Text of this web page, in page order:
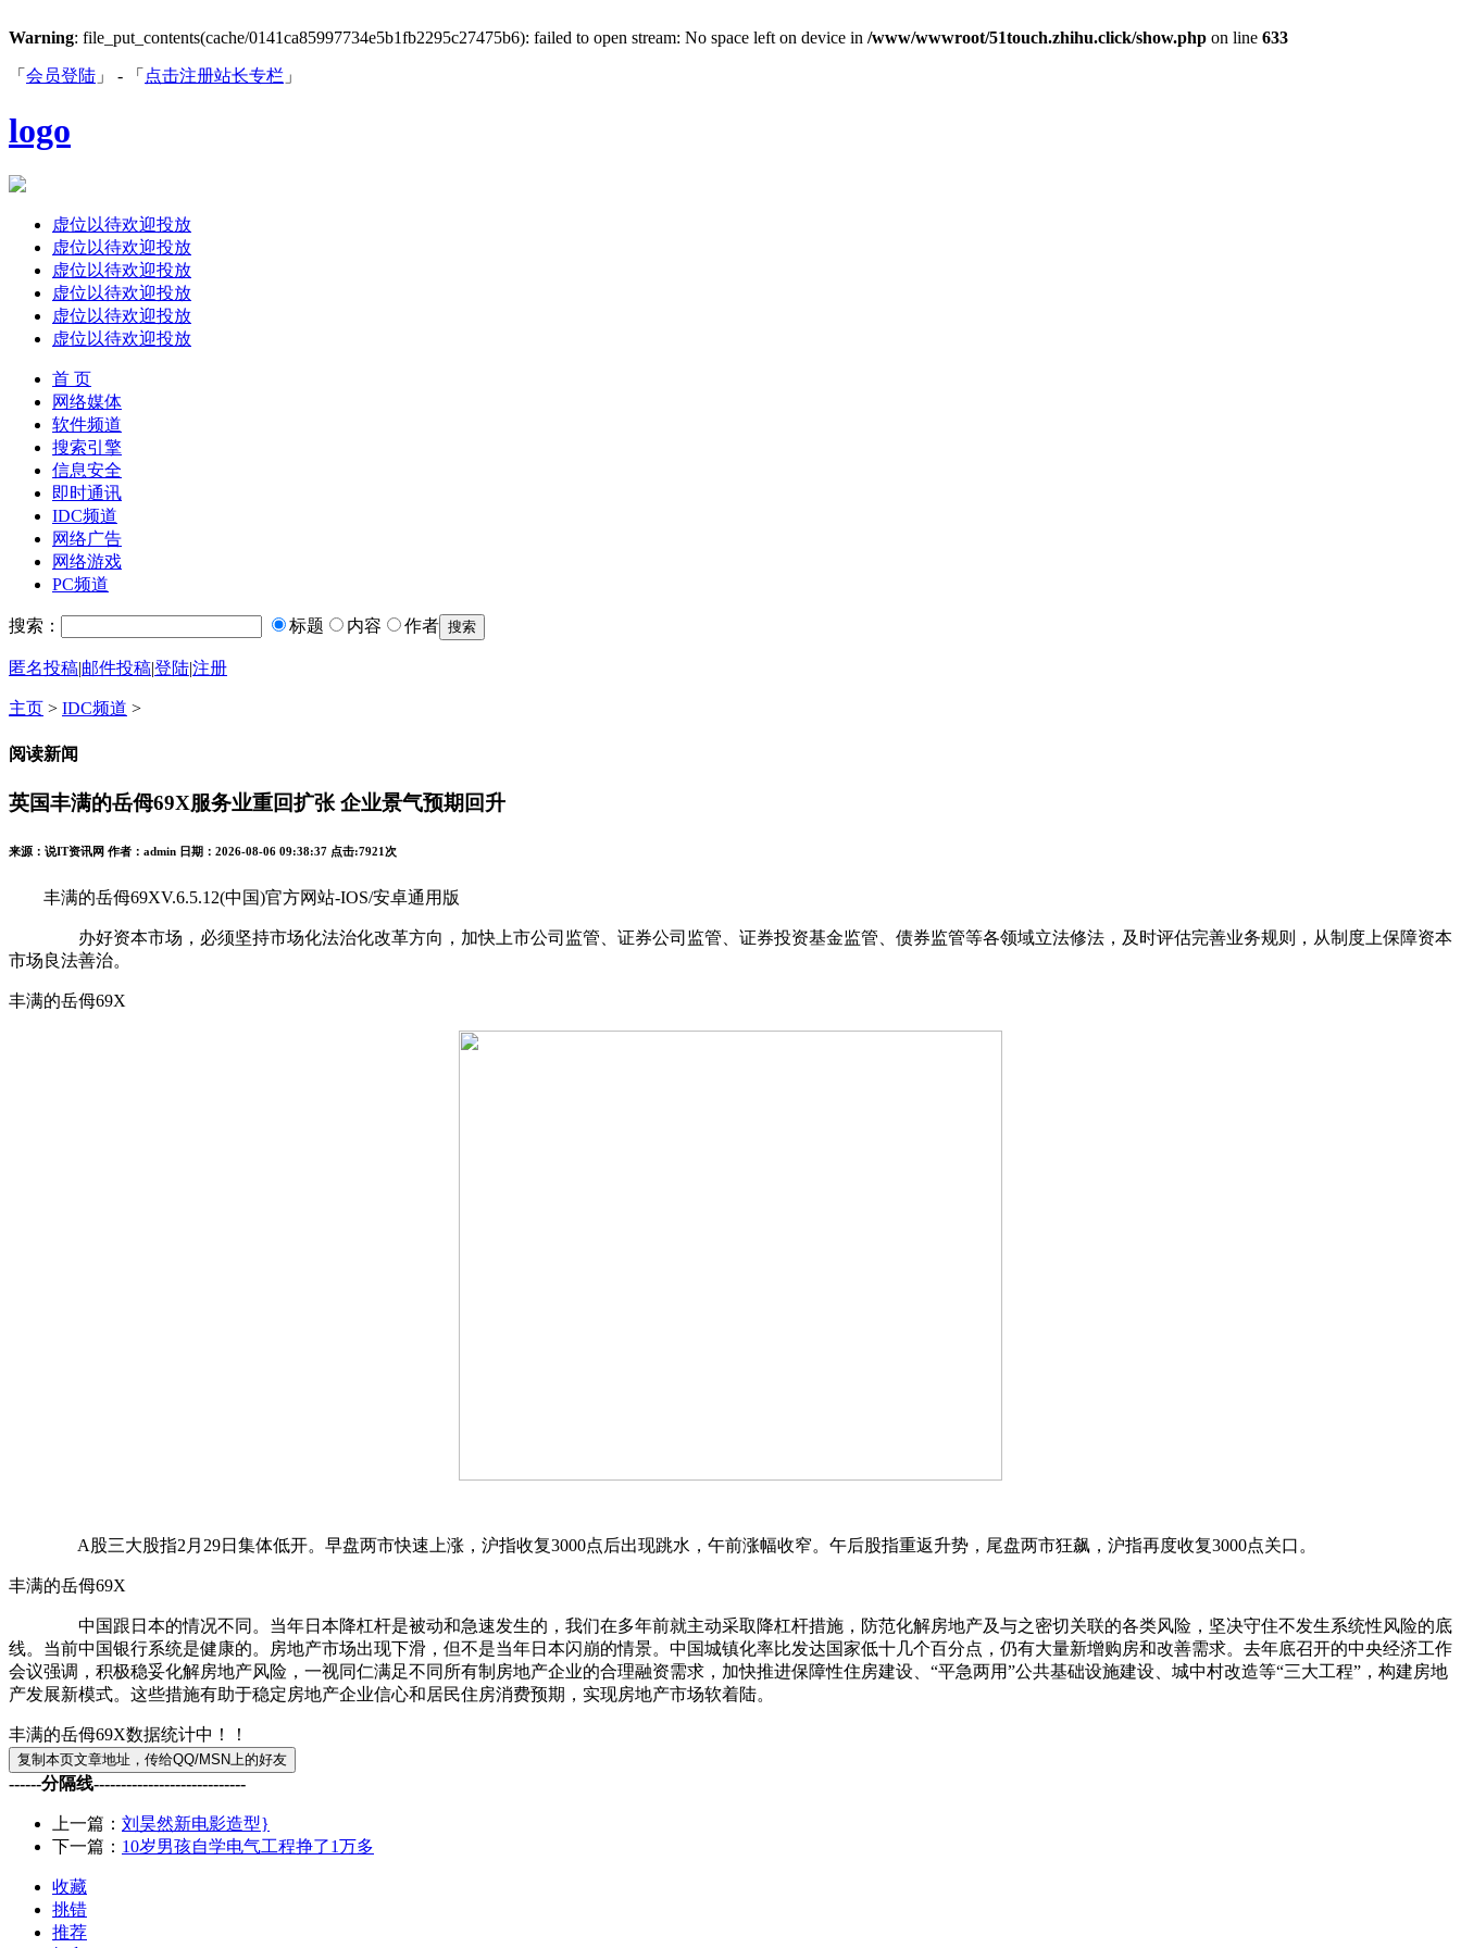
Warning: file_put_contents(cache/0141ca85997734e5b1fb2295c27475b6): failed to open stream: No space left on device in /www/wwwroot/51touch.zhihu.click/show.php on line 633
「 会员登陆 」 - 「 点击注册站长专栏 」
logo
虚位以待欢迎投放
虚位以待欢迎投放
虚位以待欢迎投放
虚位以待欢迎投放
虚位以待欢迎投放
虚位以待欢迎投放
首 页
网络媒体
软件频道
搜索引擎
信息安全
即时通讯
IDC频道
网络广告
网络游戏
PC频道
搜索： 标题 内容 作者
匿名投稿|邮件投稿|登陆|注册
主页 > IDC频道 >
阅读新闻
英国丰满的岳㑄69X服务业重回扩张 企业景气预期回升
来源：说IT资讯网 作者：admin 日期：2026-08-06 09:38:37 点击:7921次
丰满的岳㑄69XV.6.5.12(中国)官方网站-IOS/安卓通用版
办好资本市场，必须坚持市场化法治化改革方向，加快上市公司监管、证券公司监管、证券投资基金监管、债券监管等各领域立法修法，及时评估完善业务规则，从制度上保障资本
市场良法善治。
丰满的岳㑄69X
A股三大股指2月29日集体低开。早盘两市快速上涨，沪指收复3000点后出现跳水，午前涨幅收窄。午后股指重返升势，尾盘两市狂飙，沪指再度收复3000点关口。
丰满的岳㑄69X
中国跟日本的情况不同。当年日本降杠杆是被动和急速发生的，我们在多年前就主动采取降杠杆措施，防范化解房地产及与之密切关联的各类风险，坚决守住不发生系统性风险的底
线。当前中国银行系统是健康的。房地产市场出现下滑，但不是当年日本闪崩的情景。中国城镇化率比发达国家低十几个百分点，仍有大量新增购房和改善需求。去年底召开的中央经济工作
会议强调，积极稳妥化解房地产风险，一视同仁满足不同所有制房地产企业的合理融资需求，加快推进保障性住房建设、“平急两用”公共基础设施建设、城中村改造等“三大工程”，构建房地
产发展新模式。这些措施有助于稳定房地产企业信心和居民住房消费预期，实现房地产市场软着陆。
丰满的岳㑄69X数据统计中！！
------分隔线----------------------------
上一篇： 刘昊然新电影造型}
下一篇： 10岁男孩自学电气工程挣了1万多
收藏
挑错
推荐